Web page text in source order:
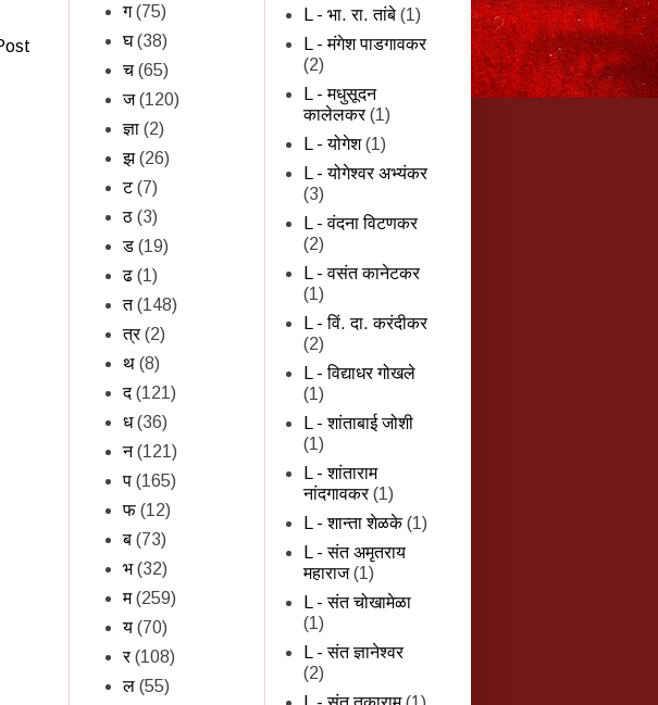
ग (75)
घ (38)
च (65)
ज (120)
ज्ञा (2)
झ (26)
ट (7)
ठ (3)
ड (19)
ढ (1)
त (148)
त्र (2)
थ (8)
द (121)
ध (36)
न (121)
प (165)
फ (12)
ब (73)
भ (32)
म (259)
य (70)
र (108)
ल (55)
L - भा. रा. तांबे (1)
L - मंगेश पाडगावकर
(2)
L - मधुसूदन
कालेलकर (1)
L - योगेश (1)
L - योगेश्वर अभ्यंकर
(3)
L - वंदना विटणकर
(2)
L - वसंत कानेटकर
(1)
L - विं. दा. करंदीकर
(2)
L - विद्याधर गोखले
(1)
L - शांताबाई जोशी
(1)
L - शांताराम
नांदगावकर (1)
L - शान्‍ता शेळके (1)
L - संत अमृतराय
महाराज (1)
L - संत चोखामेळा
(1)
L - संत ज्ञानेश्वर
(2)